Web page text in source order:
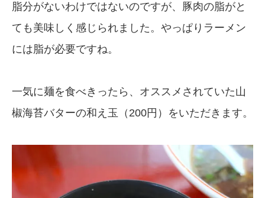
脂分がないわけではないのですが、豚肉の脂がと
ても美味しく感じられました。やっぱりラーメン
には脂が必要ですね。
一気に麺を食べきったら、オススメされていた山
椒海苔バターの和え玉（200円）をいただきます。